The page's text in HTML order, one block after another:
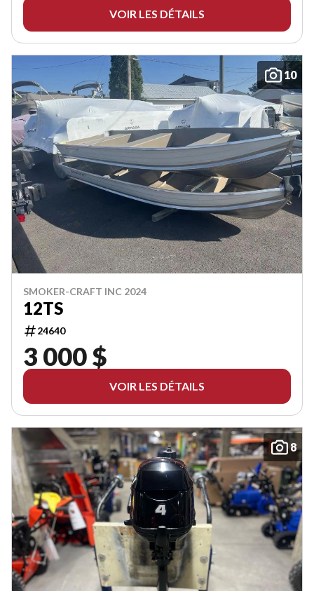
VOIR LES DÉTAILS
10
SMOKER-CRAFT INC 2024
12TS
24640
3 000 $
VOIR LES DÉTAILS
8